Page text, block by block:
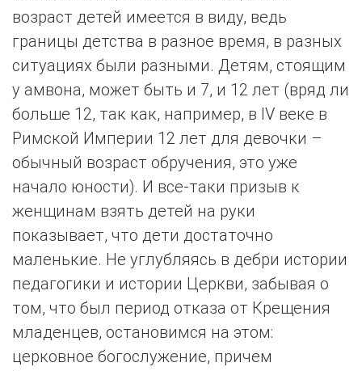
возраст детей имеется в виду, ведь
границы детства в разное время, в разных
ситуациях были разными. Детям, стоящим
у амвона, может быть и 7, и 12 лет (вряд ли
больше 12, так как, например, в IV веке в
Римской Империи 12 лет для девочки –
обычный возраст обручения, это уже
начало юности). И все-таки призыв к
женщинам взять детей на руки
показывает, что дети достаточно
маленькие. Не углубляясь в дебри истории
педагогики и истории Церкви, забывая о
том, что был период отказа от Крещения
младенцев, остановимся на этом:
церковное богослужение, причем